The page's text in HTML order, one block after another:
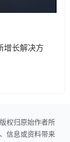
增长解决方
权归原始作者所
信息或资料带来